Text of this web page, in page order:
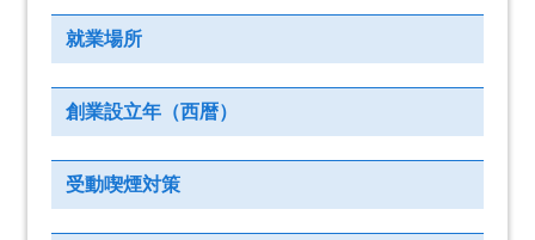
就業場所
創業設立年（西暦）
受動喫煙対策